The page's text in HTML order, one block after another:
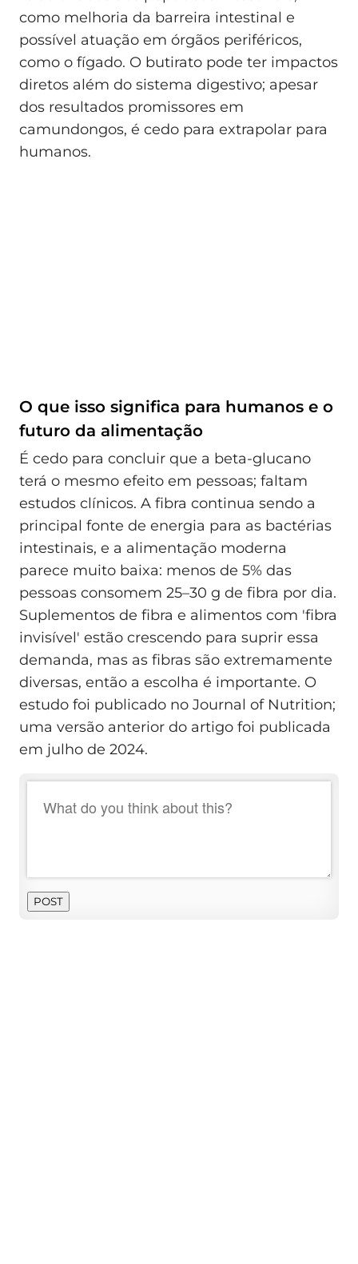
como melhoria da barreira intestinal e
possível atuação em órgãos periféricos,
como o fígado. O butirato pode ter impactos
diretos além do sistema digestivo; apesar
dos resultados promissores em
camundongos, é cedo para extrapolar para
humanos.
O que isso significa para humanos e o
futuro da alimentação
É cedo para concluir que a beta-glucano
terá o mesmo efeito em pessoas; faltam
estudos clínicos. A fibra continua sendo a
principal fonte de energia para as bactérias
intestinais, e a alimentação moderna
parece muito baixa: menos de 5% das
pessoas consomem 25–30 g de fibra por dia.
Suplementos de fibra e alimentos com 'fibra
invisível' estão crescendo para suprir essa
demanda, mas as fibras são extremamente
diversas, então a escolha é importante. O
estudo foi publicado no Journal of Nutrition;
uma versão anterior do artigo foi publicada
em julho de 2024.
POST